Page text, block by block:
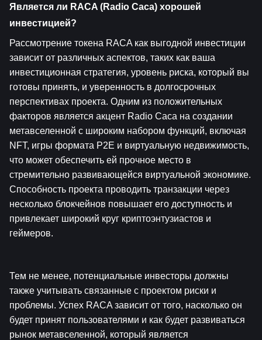
Является ли RACA (Radio Caca) хорошей
инвестицией?
Рассмотрение токена RACA как выгодной инвестиции
зависит от различных аспектов, таких как ваша
инвестиционная стратегия, уровень риска, который вы
готовы принять, и уверенность в долгосрочных
перспективах проекта. Одним из положительных
факторов является акцент Radio Caca на создании
метавселенной с широким набором функций, включая
NFT, игры формата P2E и виртуальную недвижимость,
что может обеспечить ей прочное место в
стремительно развивающейся виртуальной экономике.
Способность проекта проводить транзакции через
несколько блокчейнов повышает его доступность и
привлекает широкий круг криптоэнтузиастов и
геймеров.
Тем не менее, потенциальные инвесторы должны
также учитывать связанные с проектом риски и
проблемы. Успех RACA зависит от того, насколько он
будет принят пользователями и как будет развиваться
рынок метавселенной, который является